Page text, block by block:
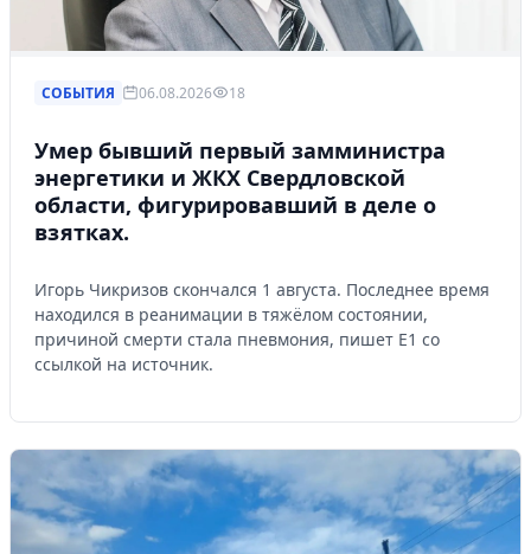
СОБЫТИЯ 06.08.2026 18
Умер бывший первый замминистра
энергетики и ЖКХ Свердловской
области, фигурировавший в деле о
взятках.
Игорь Чикризов скончался 1 августа. Последнее время
находился в реанимации в тяжёлом состоянии,
причиной смерти стала пневмония, пишет Е1 со
ссылкой на источник.